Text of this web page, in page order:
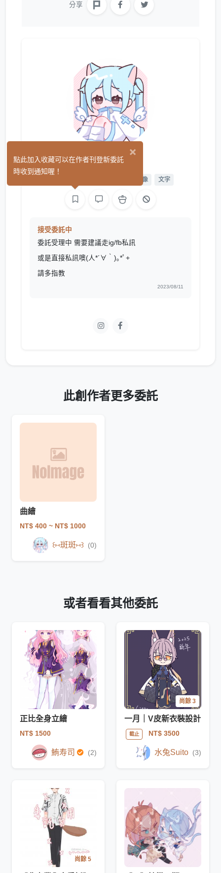
分享
꒰⁠⑅斑斑⁠⑅⁠꒱
影像 文字
接受委託中
委託受理中 需要建議走ig/fb私訊
或是直接私訊噢(⁠人⁠*⁠´⁠∀⁠｀⁠)⁠｡⁠*ﾟ⁠+
請多指教
2023/08/11
此創作者更多委託
曲繪
NT$ 400 ~ NT$ 1000
꒰⁠⑅斑斑⁠⑅⁠꒱ (0)
或者看看其他委託
正比全身立繪
NT$ 1500
鮪寿司 (2)
尚餘 3
一月｜V皮新衣裝設計
截止 NT$ 3500
水兔Suito (3)
尚餘 5
×
點此加入收藏可以在作者刊登新委託
時收到通知喔！